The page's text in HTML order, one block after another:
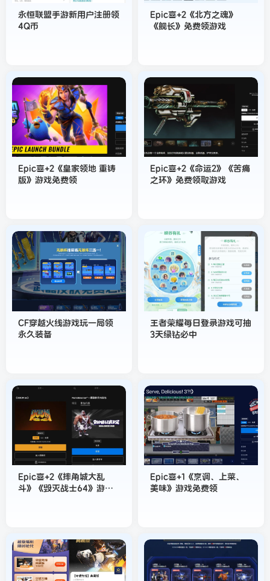
永恒联盟手游新用户注册领
4Q币
Epic喜+2《北方之魂》
《舰长》免费领游戏
Epic喜+2《皇家领地 重铸
版》游戏免费领
Epic喜+2《命运2》《苦痛
之环》免费领取游戏
CF穿越火线游戏玩一局领
永久装备
王者荣耀每日登录游戏可抽
3天绿钻必中
Epic喜+2《摔角城大乱
斗》《毁灭战士64》游戏
Epic喜+1《烹调、上菜、
美味》游戏免费领